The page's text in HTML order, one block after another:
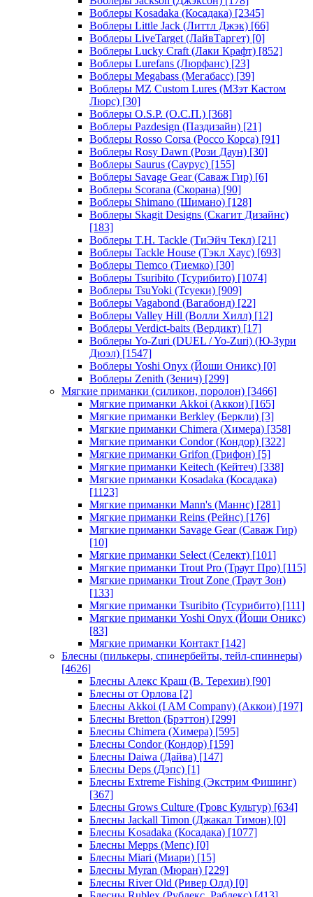
Воблеры Kosadaka (Косадака) [2345]
Воблеры Little Jack (Литтл Джэк) [66]
Воблеры LiveTarget (ЛайвТаргет) [0]
Воблеры Lucky Craft (Лаки Крафт) [852]
Воблеры Lurefans (Люрфанс) [23]
Воблеры Megabass (Мегабасс) [39]
Воблеры MZ Custom Lures (МЗэт Кастом
Люрс) [30]
Воблеры O.S.P. (О.С.П.) [368]
Воблеры Pazdesign (Паздизайн) [21]
Воблеры Rosso Corsa (Россо Корса) [91]
Воблеры Rosy Dawn (Рози Даун) [30]
Воблеры Saurus (Саурус) [155]
Воблеры Savage Gear (Саваж Гир) [6]
Воблеры Scorana (Скорана) [90]
Воблеры Shimano (Шимано) [128]
Воблеры Skagit Designs (Скагит Дизайнс)
[183]
Воблеры T.H. Tackle (ТиЭйч Текл) [21]
Воблеры Tackle House (Тэкл Хаус) [693]
Воблеры Tiemco (Тиемко) [30]
Воблеры Tsuribito (Тсурибито) [1074]
Воблеры TsuYoki (Тсуеки) [909]
Воблеры Vagabond (Вагабонд) [22]
Воблеры Valley Hill (Волли Хилл) [12]
Воблеры Verdict-baits (Вердикт) [17]
Воблеры Yo-Zuri (DUEL / Yo-Zuri) (Ю-Зури
Дюэл) [1547]
Воблеры Yoshi Onyx (Йоши Оникс) [0]
Воблеры Zenith (Зенич) [299]
Мягкие приманки (силикон, поролон) [3466]
Мягкие приманки Akkoi (Аккои) [165]
Мягкие приманки Berkley (Беркли) [3]
Мягкие приманки Chimera (Химера) [358]
Мягкие приманки Condor (Кондор) [322]
Мягкие приманки Grifon (Грифон) [5]
Мягкие приманки Keitech (Кейтеч) [338]
Мягкие приманки Kosadaka (Косадака)
[1123]
Мягкие приманки Mann's (Маннс) [281]
Мягкие приманки Reins (Рейнс) [176]
Мягкие приманки Savage Gear (Саваж Гир)
[10]
Мягкие приманки Select (Селект) [101]
Мягкие приманки Trout Pro (Траут Про) [115]
Мягкие приманки Trout Zone (Траут Зон)
[133]
Мягкие приманки Tsuribito (Тсурибито) [111]
Мягкие приманки Yoshi Onyx (Йоши Оникс)
[83]
Мягкие приманки Контакт [142]
Блесны (пилькеры, спинербейты, тейл-спиннеры)
[4626]
Блесны Алекс Краш (В. Терехин) [90]
Блесны от Орлова [2]
Блесны Akkoi (I AM Company) (Аккои) [197]
Блесны Bretton (Брэттон) [299]
Блесны Chimera (Химера) [595]
Блесны Condor (Кондор) [159]
Блесны Daiwa (Дайва) [147]
Блесны Deps (Дэпс) [1]
Блесны Extreme Fishing (Экстрим Фишинг)
[367]
Блесны Grows Culture (Гровс Культур) [634]
Блесны Jackall Timon (Джакал Тимон) [0]
Блесны Kosadaka (Косадака) [1077]
Блесны Mepps (Мепс) [0]
Блесны Miari (Миари) [15]
Блесны Myran (Мюран) [229]
Блесны River Old (Ривер Олд) [0]